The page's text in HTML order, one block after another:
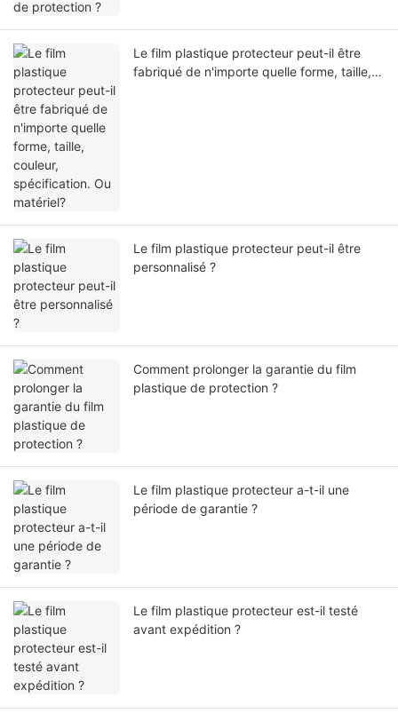
Le film plastique protecteur peut-il être
fabriqué de n'importe quelle forme, taille,
Le film plastique protecteur peut-il être
personnalisé ?
Comment prolonger la garantie du film
plastique de protection ?
Le film plastique protecteur a-t-il une
période de garantie ?
Le film plastique protecteur est-il testé
avant expédition ?